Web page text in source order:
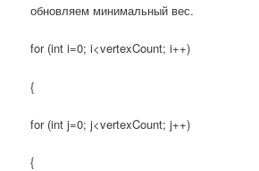
обновляем минимальный вес.
for (int i=0; i<vertexCount; i++)
{
for (int j=0; j<vertexCount; j++)
{